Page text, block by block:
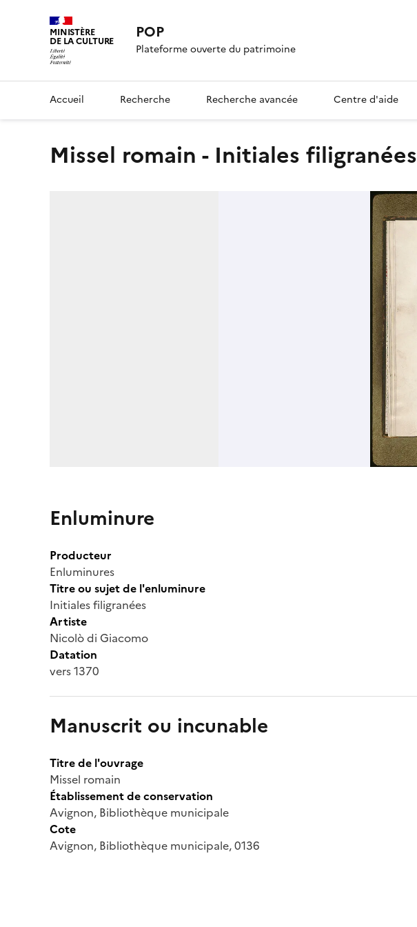
MINISTÈRE
DE LA CULTURE POP
Plateforme ouverte du patrimoine
Accueil Recherche Recherche avancée Centre d'aide
Missel romain - Initiales filigranées
Enluminure
Producteur
Enluminures
Titre ou sujet de l'enluminure
Initiales filigranées
Artiste
Nicolò di Giacomo
Datation
vers 1370
Manuscrit ou incunable
Titre de l'ouvrage
Missel romain
Établissement de conservation
Avignon, Bibliothèque municipale
Cote
Avignon, Bibliothèque municipale, 0136